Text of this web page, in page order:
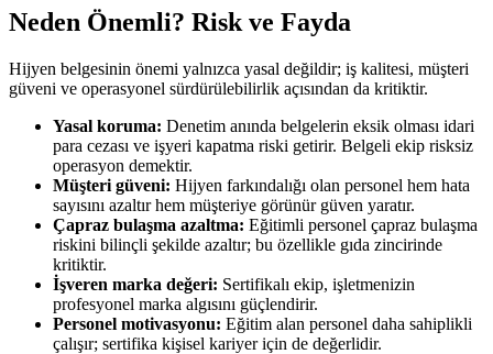
Neden Önemli? Risk ve Fayda
Hijyen belgesinin önemi yalnızca yasal değildir; iş kalitesi, müşteri
güveni ve operasyonel sürdürülebilirlik açısından da kritiktir.
Yasal koruma: Denetim anında belgelerin eksik olması idari
para cezası ve işyeri kapatma riski getirir. Belgeli ekip risksiz
operasyon demektir.
Müşteri güveni: Hijyen farkındalığı olan personel hem hata
sayısını azaltır hem müşteriye görünür güven yaratır.
Çapraz bulaşma azaltma: Eğitimli personel çapraz bulaşma
riskini bilinçli şekilde azaltır; bu özellikle gıda zincirinde
kritiktir.
İşveren marka değeri: Sertifikalı ekip, işletmenizin
profesyonel marka algısını güçlendirir.
Personel motivasyonu: Eğitim alan personel daha sahiplikli
çalışır; sertifika kişisel kariyer için de değerlidir.